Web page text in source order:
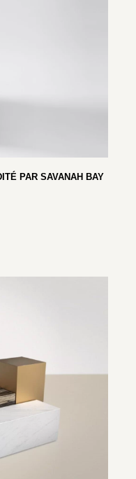
PAR SAVANAH BAY